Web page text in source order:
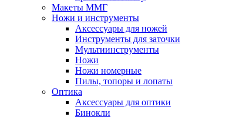
Макеты ММГ
Ножи и инструменты
Аксессуары для ножей
Инструменты для заточки
Мультиинструменты
Ножи
Ножи номерные
Пилы, топоры и лопаты
Оптика
Аксессуары для оптики
Бинокли